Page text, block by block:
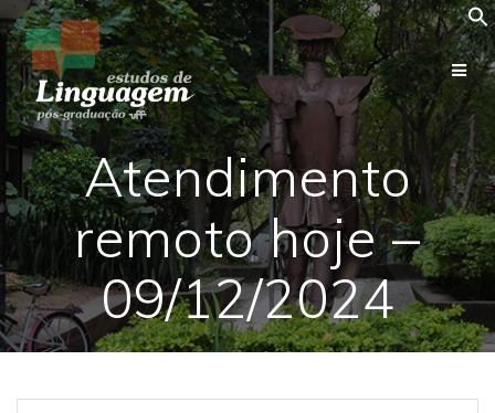
Skip
to
content
Atendimento
remoto hoje –
09/12/2024